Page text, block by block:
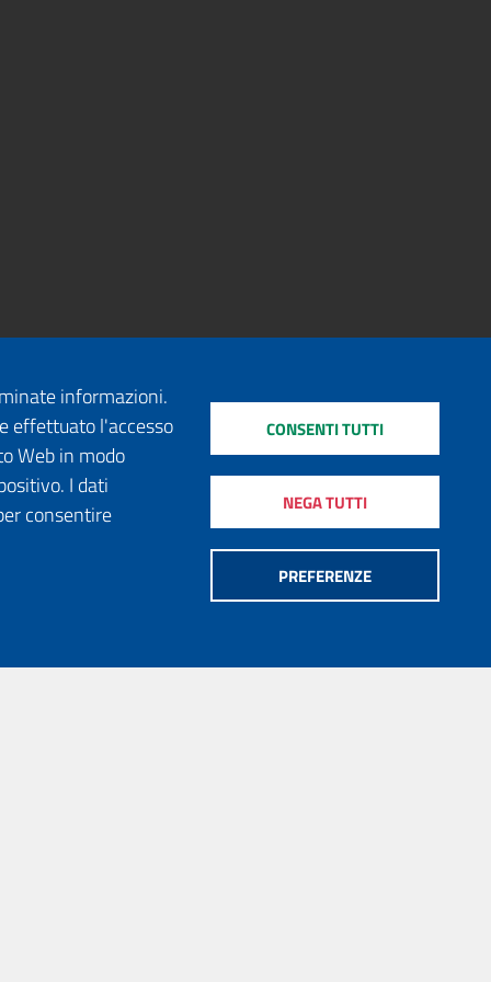
informazioni.
effettuato l'accesso
Web in modo
I dati
consentire
PREFERENZE
NEGA TUTTI
CONSENTI TUTTI